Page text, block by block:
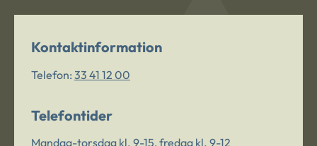
Kontaktinformation
Telefon: 33 41 12 00
Telefontider
Mandag-torsdag kl. 9-15, fredag kl. 9-12